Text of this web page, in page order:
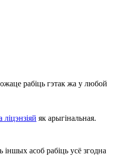
рабіць гэтак жа у любой
ліцэнзіяй як арыгінальная.
асоб рабіць усё згодна